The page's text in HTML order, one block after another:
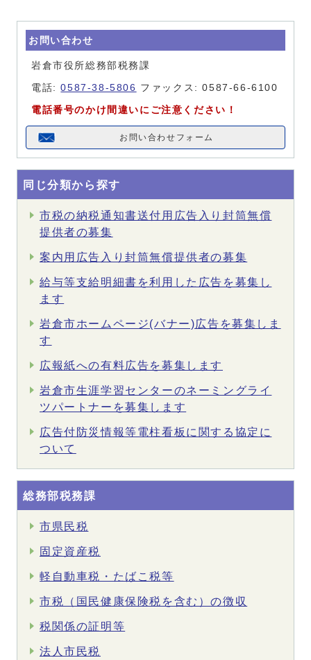
お問い合わせ
岩倉市役所総務部税務課
電話:0587-38-5806 ファックス: 0587-66-6100
電話番号のかけ間違いにご注意ください！
お問い合わせフォーム
同じ分類から探す
市税の納税通知書送付用広告入り封筒無償
提供者の募集
案内用広告入り封筒無償提供者の募集
給与等支給明細書を利用した広告を募集し
ます
岩倉市ホームページ(バナー)広告を募集しま
す
広報紙への有料広告を募集します
岩倉市生涯学習センターのネーミングライ
ツパートナーを募集します
広告付防災情報等電柱看板に関する協定に
ついて
総務部税務課
市県民税
固定資産税
軽自動車税・たばこ税等
市税（国民健康保険税を含む）の徴収
税関係の証明等
法人市民税